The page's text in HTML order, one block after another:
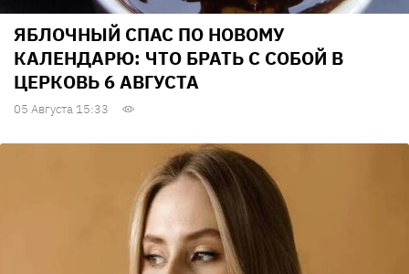
ЯБЛОЧНЫЙ СПАС ПО НОВОМУ
КАЛЕНДАРЮ: ЧТО БРАТЬ С СОБОЙ В
ЦЕРКОВЬ 6 АВГУСТА
05 Августа 15:33